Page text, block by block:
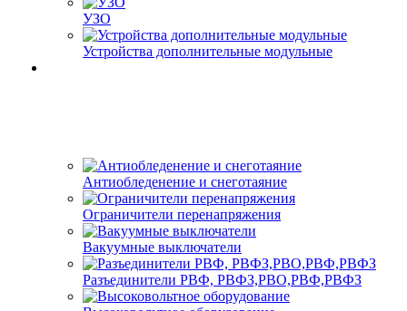
УЗО
Устройства дополнительные модульные
Антиобледенение и снеготаяние
Ограничители перенапряжения
Вакуумные выключатели
Разъединители РВФ, РВФЗ,РВО,РВФ,РВФЗ